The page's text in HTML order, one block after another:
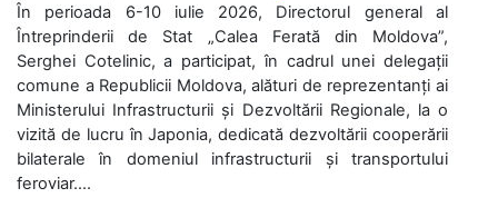
În perioada 6-10 iulie 2026, Directorul general al
Întreprinderii de Stat „Calea Ferată din Moldova”,
Serghei Cotelinic, a participat, în cadrul unei delegații
comune a Republicii Moldova, alături de reprezentanți ai
Ministerului Infrastructurii și Dezvoltării Regionale, la o
vizită de lucru în Japonia, dedicată dezvoltării cooperării
bilaterale în domeniul infrastructurii și transportului
feroviar....